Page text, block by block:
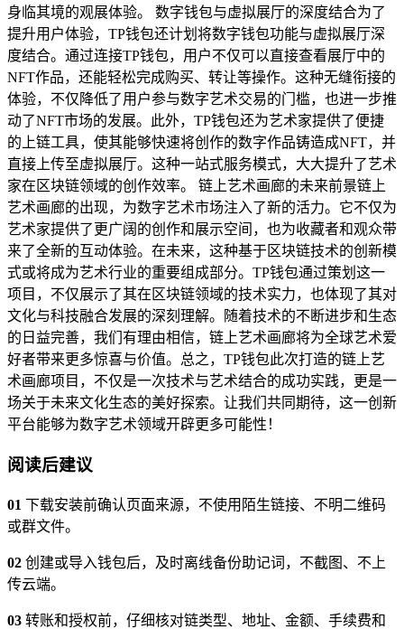
身临其境的观展体验。 数字钱包与虚拟展厅的深度结合为了
提升用户体验，TP钱包还计划将数字钱包功能与虚拟展厅深
度结合。通过连接TP钱包，用户不仅可以直接查看展厅中的
NFT作品，还能轻松完成购买、转让等操作。这种无缝衔接的
体验，不仅降低了用户参与数字艺术交易的门槛，也进一步推
动了NFT市场的发展。此外，TP钱包还为艺术家提供了便捷
的上链工具，使其能够快速将创作的数字作品铸造成NFT，并
直接上传至虚拟展厅。这种一站式服务模式，大大提升了艺术
家在区块链领域的创作效率。 链上艺术画廊的未来前景链上
艺术画廊的出现，为数字艺术市场注入了新的活力。它不仅为
艺术家提供了更广阔的创作和展示空间，也为收藏者和观众带
来了全新的互动体验。在未来，这种基于区块链技术的创新模
式或将成为艺术行业的重要组成部分。TP钱包通过策划这一
项目，不仅展示了其在区块链领域的技术实力，也体现了其对
文化与科技融合发展的深刻理解。随着技术的不断进步和生态
的日益完善，我们有理由相信，链上艺术画廊将为全球艺术爱
好者带来更多惊喜与价值。总之，TP钱包此次打造的链上艺
术画廊项目，不仅是一次技术与艺术结合的成功实践，更是一
场关于未来文化生态的美好探索。让我们共同期待，这一创新
平台能够为数字艺术领域开辟更多可能性！
阅读后建议
01 下载安装前确认页面来源，不使用陌生链接、不明二维码
或群文件。
02 创建或导入钱包后，及时离线备份助记词，不截图、不上
传云端。
03 转账和授权前，仔细核对链类型、地址、金额、手续费和